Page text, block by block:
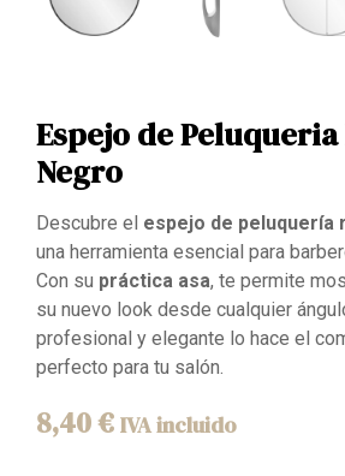
Espejo de
Negro
Descubre el espejo de peluquería
una herramienta esencial para
Con su práctica asa, te permite
su nuevo look desde cualquier
profesional y elegante lo hace el
perfecto para tu salón.
8,40€ IVA incluido